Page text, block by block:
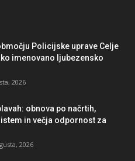
Policijske uprave Celje
imenovano ljubezensko
2026
obnova po načrtih,
in večja odpornost za
2026